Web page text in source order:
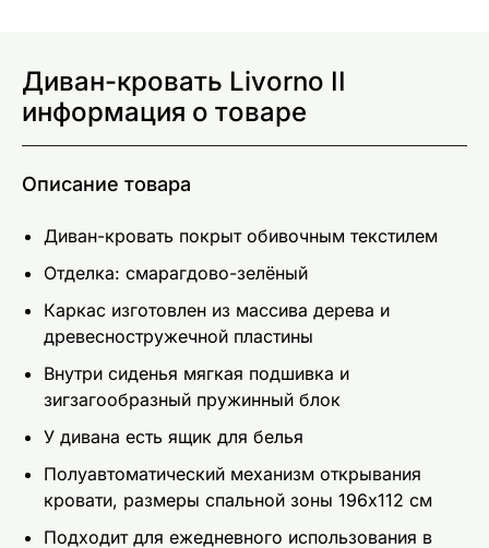
Диван-кровать Livorno II
информация о товаре
Описание товара
Диван-кровать покрыт обивочным текстилем
Отделка: смарагдово-зелёный
Каркас изготовлен из массива дерева и
древесностружечной пластины
Внутри сиденья мягкая подшивка и
зигзагообразный пружинный блок
У дивана есть ящик для белья
Полуавтоматический механизм открывания
кровати, размеры спальной зоны 196x112 см
Подходит для ежедневного использования в